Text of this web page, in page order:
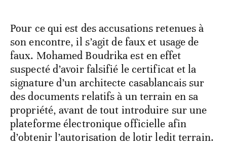
Pour ce qui est des accusations retenues à
son encontre, il s’agit de faux et usage de
faux. Mohamed Boudrika est en effet
suspecté d’avoir falsifié le certificat et la
signature d’un architecte casablancais sur
des documents relatifs à un terrain en sa
propriété, avant de tout introduire sur une
plateforme électronique officielle afin
d’obtenir l’autorisation de lotir ledit terrain.